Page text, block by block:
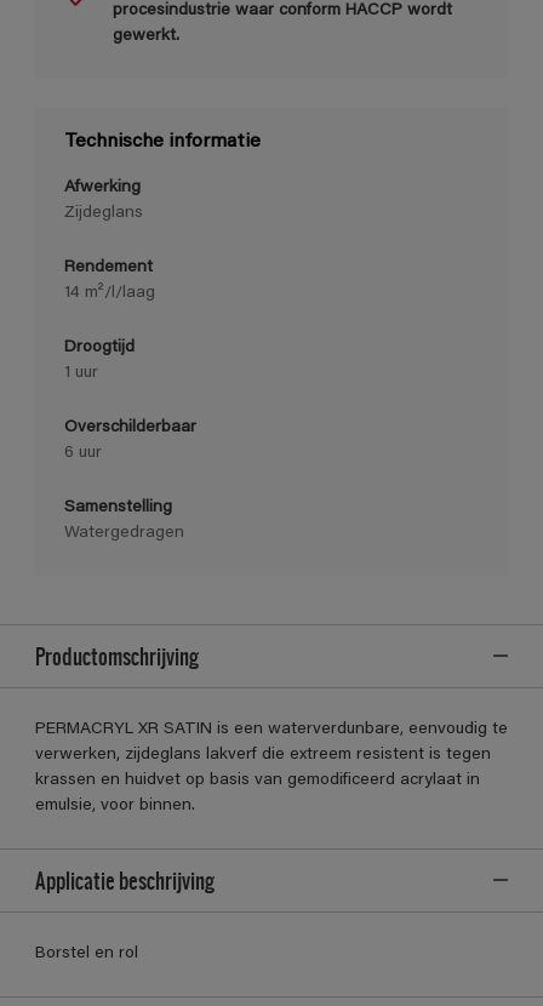
procesindustrie waar conform HACCP wordt
gewerkt.
Technische informatie
Afwerking
Zijdeglans
Rendement
14 m²/l/laag
Droogtijd
1 uur
Overschilderbaar
6 uur
Samenstelling
Watergedragen
Productomschrijving
PERMACRYL XR SATIN is een waterverdunbare, eenvoudig te
verwerken, zijdeglans lakverf die extreem resistent is tegen
krassen en huidvet op basis van gemodificeerd acrylaat in
emulsie, voor binnen.
Applicatie beschrijving
Borstel en rol